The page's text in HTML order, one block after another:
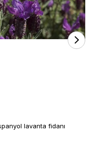
lavanta fidanı